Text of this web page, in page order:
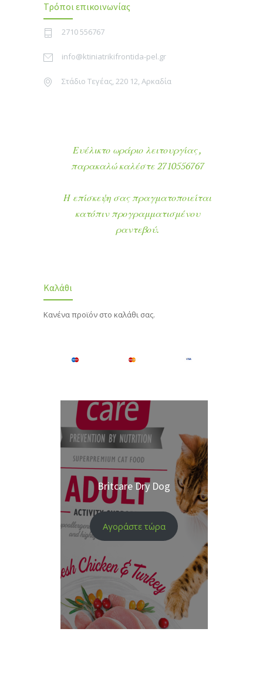
Τρόποι επικοινωνίας
2710 556767
info@ktiniatrikifrontida-pel.gr
Στάδιο Τεγέας, 220 12, Αρκαδία
Ευέλικτο ωράριο λειτουργίας ,
παρακαλώ καλέστε 2710556767
Η επίσκεψη σας πραγματοποιείται
κατόπιν προγραμματισμένου
ραντεβού.
Καλάθι
Κανένα προϊόν στο καλάθι σας.
Britcare Dry Dog
Αγοράστε τώρα